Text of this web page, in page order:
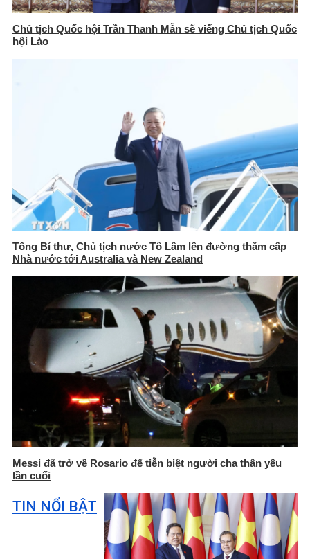
Chủ tịch Quốc hội Trần Thanh Mẫn sẽ viếng Chủ tịch Quốc
hội Lào
Tổng Bí thư, Chủ tịch nước Tô Lâm lên đường thăm cấp
Nhà nước tới Australia và New Zealand
Messi đã trở về Rosario để tiễn biệt người cha thân yêu
lần cuối
TIN NỔI BẬT